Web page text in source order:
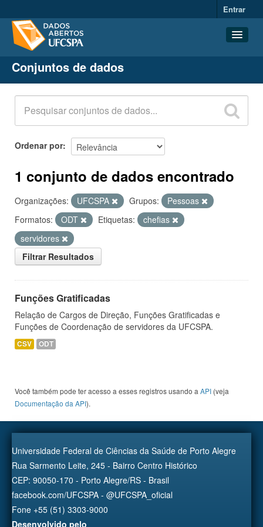
Entrar
Conjuntos de dados
Organizações
Grupos
Sobre
Conjuntos de dados
Ordenar por
1 conjunto de dados encontrado
Organizações: UFCSPA Grupos:
Pessoas
Formatos:
ODT Etiquetas:
chefias
servidores
Filtrar Resultados
Funções Gratificadas
Relação de Cargos de Direção, Funções Gratificadas e
Funções de Coordenação de servidores da UFCSPA.
CSV ODT
Você também pode ter acesso a esses registros usando a API (veja
Documentação da API).
Universidade Federal de Ciências da Saúde de Porto Alegre
Rua Sarmento Leite, 245 - Bairro Centro Histórico
CEP: 90050-170 - Porto Alegre/RS - Brasil
facebook.com/UFCSPA - @UFCSPA_oficial
Fone +55 (51) 3303-9000
Desenvolvido pelo